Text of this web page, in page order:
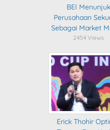
BEI Menunjuk
Perusahaan
Sebagai Market
2454 Views
Erick Thohir